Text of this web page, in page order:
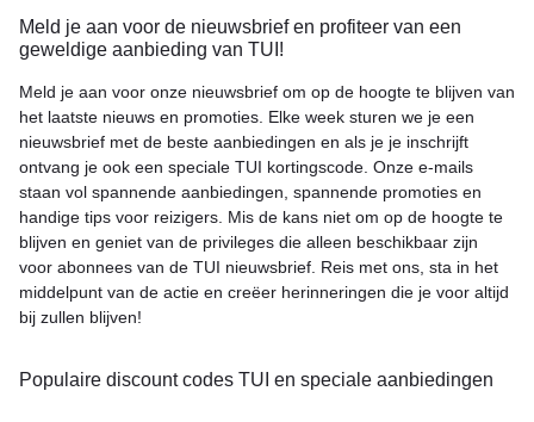
Meld je aan voor de nieuwsbrief en profiteer van een
geweldige aanbieding van TUI!
Meld je aan voor onze nieuwsbrief om op de hoogte te blijven van
het laatste nieuws en promoties. Elke week sturen we je een
nieuwsbrief met de beste aanbiedingen en als je je inschrijft
ontvang je ook een speciale TUI kortingscode. Onze e-mails
staan vol spannende aanbiedingen, spannende promoties en
handige tips voor reizigers. Mis de kans niet om op de hoogte te
blijven en geniet van de privileges die alleen beschikbaar zijn
voor abonnees van de TUI nieuwsbrief. Reis met ons, sta in het
middelpunt van de actie en creëer herinneringen die je voor altijd
bij zullen blijven!
Populaire discount codes TUI en speciale aanbiedingen